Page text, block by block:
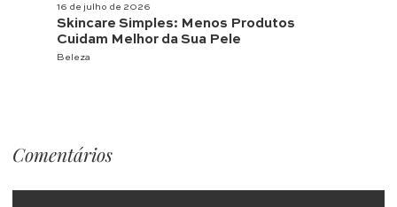
16 de julho de 2026
Skincare Simples: Menos Produtos
Cuidam Melhor da Sua Pele
Beleza
Comentários